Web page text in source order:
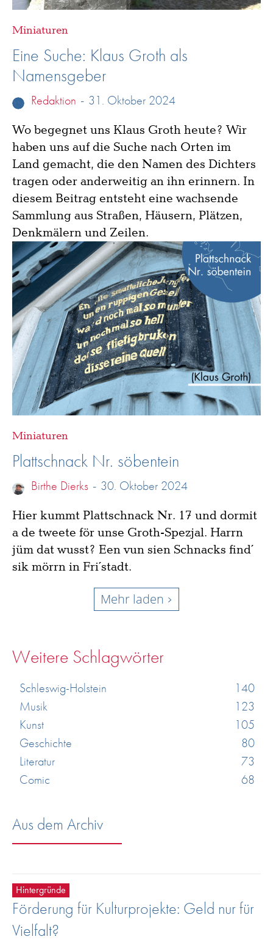
Miniaturen
Eine Suche: Klaus Groth als
Namensgeber
Redaktion - 31. Oktober 2024
Wo begegnet uns Klaus Groth heute? Wir
haben uns auf die Suche nach Orten im
Land gemacht, die den Namen des Dichters
tragen oder anderweitig an ihn erinnern. In
diesem Beitrag entsteht eine wachsende
Sammlung aus Straßen, Häusern, Plätzen,
Denkmälern und Zeilen.
Miniaturen
Plattschnack Nr. söbentein
Birthe Dierks - 30. Oktober 2024
Hier kummt Plattschnack Nr. 17 und dormit
a de tweete för unse Groth-Spezjal. Harrn
jüm dat wusst? Een vun sien Schnacks find´
sik mörrn in Fri´stadt.
Mehr laden
Weitere Schlagwörter
Schleswig-Holstein
140
Musik
123
Kunst
105
Geschichte
80
Literatur
73
Comic
68
Aus dem Archiv
Hintergründe
Förderung für Kulturprojekte: Geld nur für
Vielfalt?